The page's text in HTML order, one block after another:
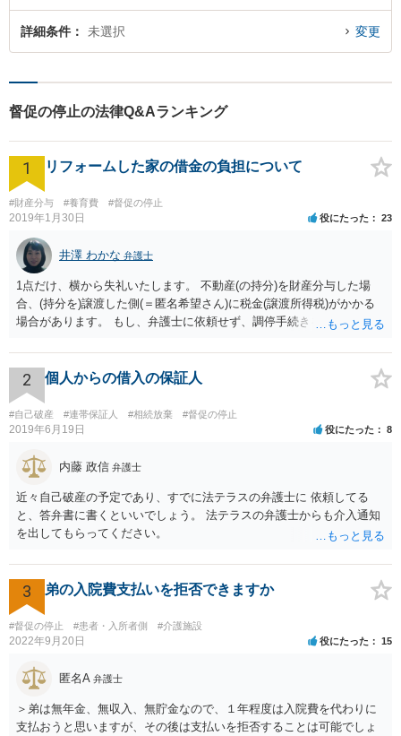
詳細条件 未選択 変更
督促の停止の法律Q&Aランキング
1 リフォームした家の借金の負担について
#財産分与 #養育費 #督促の停止
2019年1月30日 役にたった 23
井澤 わかな 弁護士
1点だけ、横から失礼いたします。 不動産(の持分)を財産分与した場
合、(持分を)譲渡した側(＝匿名希望さん)に税金(譲渡所得税)がかかる
場合があります。 もし、弁護士に依頼せず、調停手続きを匿名希望さ
おいた方が安心ではないかと思いました。
2 個人からの借入の保証人
#自己破産 #連帯保証人 #相続放棄 #督促の停止
2019年6月19日 役にたった 8
内藤 政信 弁護士
近々自己破産の予定であり、すでに法テラスの弁護士に 依頼してる
と、答弁書に書くといいでしょう。 法テラスの弁護士からも介入通知
を出してもらってください。
3 弟の入院費支払いを拒否できますか
#督促の停止 #患者・入所者側 #介護施設
2022年9月20日 役にたった 15
匿名A 弁護士
＞弟は無年金、無収入、無貯金なので、１年程度は入院費を代わりに
支払おうと思いますが、その後は支払いを拒否することは可能でしょ